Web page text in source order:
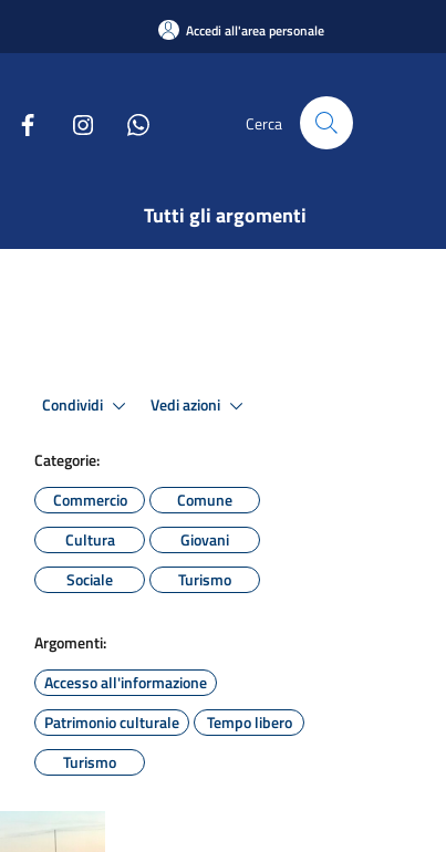
Accedi all'area personale
Cerca
Tutti gli argomenti
Condividi Vedi azioni
Categorie:
Commercio
Comune
Cultura
Giovani
Sociale
Turismo
Argomenti:
Accesso all'informazione
Patrimonio culturale
Tempo libero
Turismo